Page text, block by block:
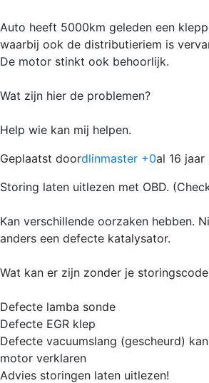
Auto heeft 5000km geleden een
waarbij ook de distributieriem is
De motor stinkt ook behoorlijk.
Wat zijn hier de problemen?
Help wie kan mij helpen.
Geplaatst doordlinmaster +0al 16 jaar
Storing laten uitlezen met OBD.
Kan verschillende oorzaken hebben.
anders een defecte katalysator.
Wat kan er zijn zonder je
Defecte lamba sonde
Defecte EGR klep
Defecte vacuumslang (gescheurd)
motor verklaren
Advies storingen laten uitlezen!